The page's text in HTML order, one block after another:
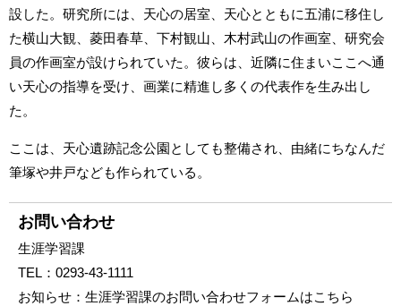
設した。研究所には、天心の居室、天心とともに五浦に移住し
た横山大観、菱田春草、下村観山、木村武山の作画室、研究会
員の作画室が設けられていた。彼らは、近隣に住まいここへ通
い天心の指導を受け、画業に精進し多くの代表作を生み出し
た。
ここは、天心遺跡記念公園としても整備され、由緒にちなんだ
筆塚や井戸なども作られている。
お問い合わせ
生涯学習課
TEL： 0293-43-1111
お知らせ： 生涯学習課のお問い合わせフォームはこちら